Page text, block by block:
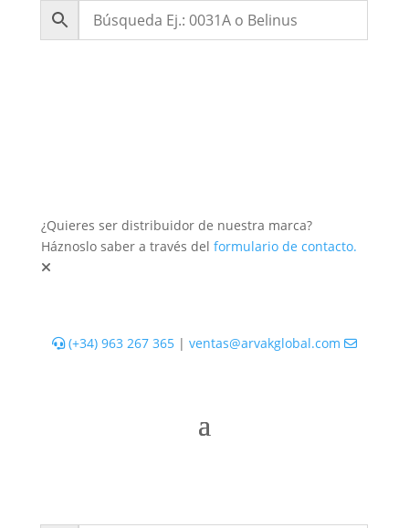
¿Quieres ser distribuidor de nuestra marca?
Háznoslo saber a través del formulario de contacto.
(+34) 963 267 365| ventas@arvakglobal.com